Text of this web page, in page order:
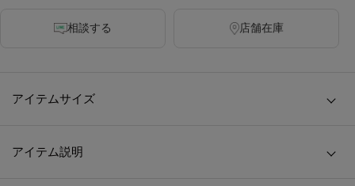
相談する 店舗在庫
アイテムサイズ
アイテム説明